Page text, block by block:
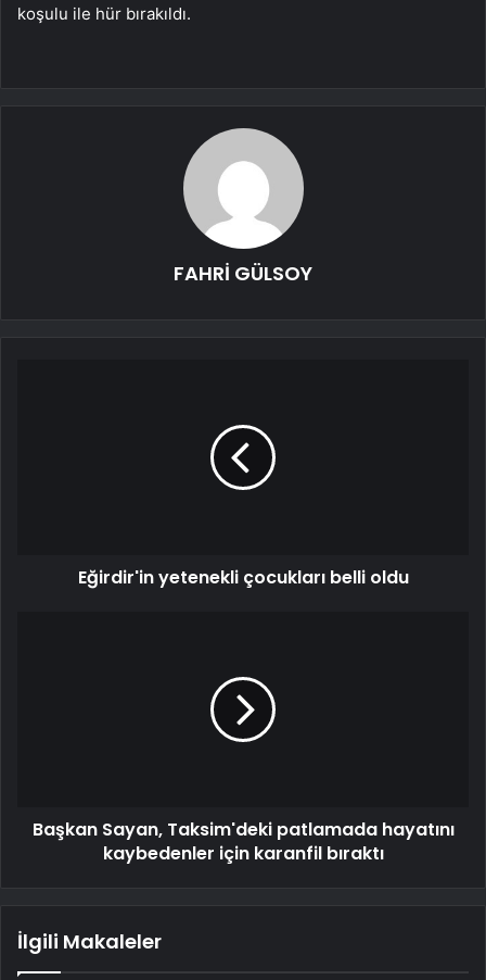
koşulu ile hür bırakıldı.
FAHRİ GÜLSOY
Eğirdir'in yetenekli çocukları belli oldu
Başkan Sayan, Taksim'deki patlamada hayatını
kaybedenler için karanfil bıraktı
İlgili Makaleler